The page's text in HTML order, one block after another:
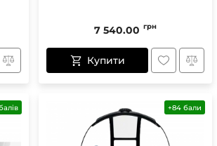
7 540.00 грн
Купити
+84 бали